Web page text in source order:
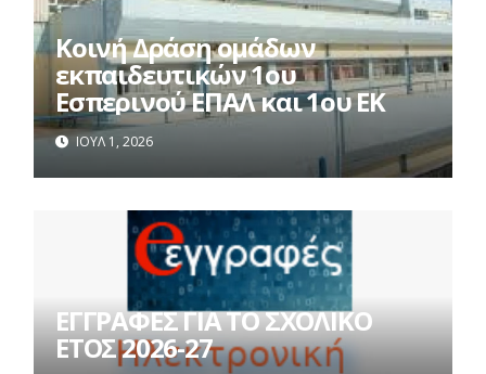
Κοινή Δράση ομάδων
εκπαιδευτικών 1ου
Εσπερινού ΕΠΑΛ και 1ου ΕΚ
ΙΟΎΛ 1, 2026
ΕΓΓΡΑΦΕΣ ΓΙΑ ΤΟ ΣΧΟΛΙΚΟ
ΕΤΟΣ 2026-27